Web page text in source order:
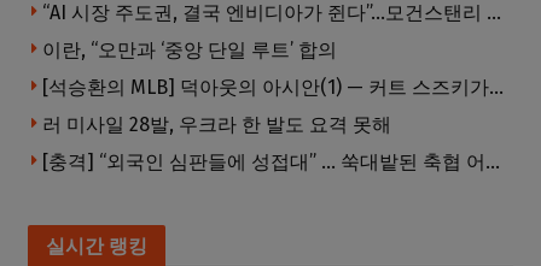
“AI 시장 주도권, 결국 엔비디아가 쥔다”…모건스탠리 장담
이란, “오만과 ‘중앙 단일 루트’ 합의
[석승환의 MLB] 덕아웃의 아시안(1) — 커트 스즈키가 우리에게 묻는 것
러 미사일 28발, 우크라 한 발도 요격 못해
[충격] “외국인 심판들에 성접대” … 쑥대밭된 축협 어디까지 추락하나
실시간 랭킹